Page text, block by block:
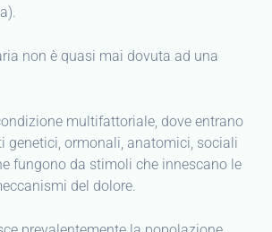
non è quasi mai dovuta ad una
multifattoriale, dove entrano
genetici, ormonali, anatomici, sociali
fungono da stimoli che innescano le
del dolore.